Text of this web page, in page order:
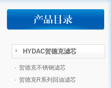
HYDAC贺德克滤芯
· 贺德克不锈钢滤芯
· 贺德克R系列回油滤芯